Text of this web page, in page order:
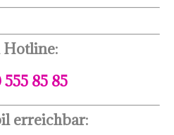
Hotline:
85 85
erreichbar: